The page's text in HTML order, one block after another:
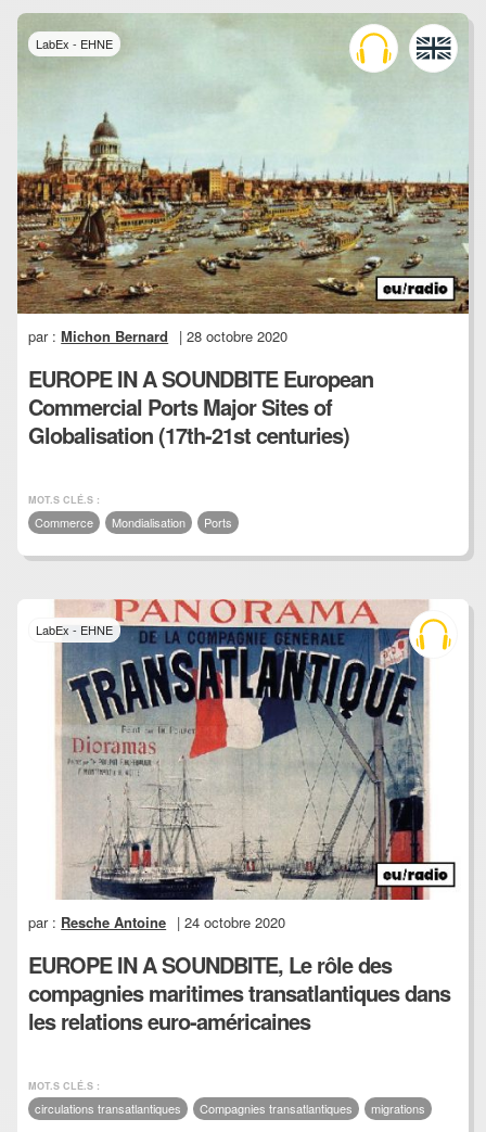
LabEx - EHNE
par :Michon Bernard | 28 octobre 2020
EUROPE IN A SOUNDBITE European
Commercial Ports Major Sites of
Globalisation (17th-21st centuries)
MOT.S CLÉ.S :
Commerce Mondialisation Ports
LabEx - EHNE
par : Resche Antoine | 24 octobre 2020
EUROPE IN A SOUNDBITE, Le rôle des
compagnies maritimes transatlantiques dans
les relations euro-américaines
MOT.S CLÉ.S :
circulations transatlantiques Compagnies transatlantiques migrations